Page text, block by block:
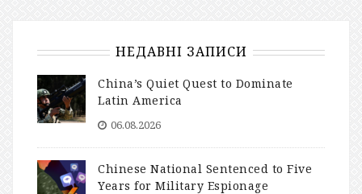
НЕДАВНІ ЗАПИСИ
China’s Quiet Quest to Dominate
Latin America
06.08.2026
Chinese National Sentenced to Five
Years for Military Espionage